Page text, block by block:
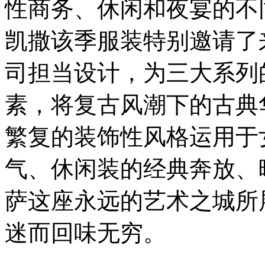
性商务、休闲和夜宴的
凯撒该季服装特别邀请
司担当设计，为三大系
素，将复古风潮下的古
繁复的装饰性风格运用
气、休闲装的经典奔放
萨这座永远的艺术之城
迷而回味无穷。